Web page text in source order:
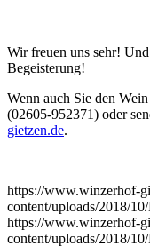
Wir freuen uns sehr!
Begeisterung!
Wenn auch Sie den
(02605-952371) oder
gietzen.de.
https://www.winzerhof-
content/uploads/2018/
https://www.winzerhof-
content/uploads/2018/